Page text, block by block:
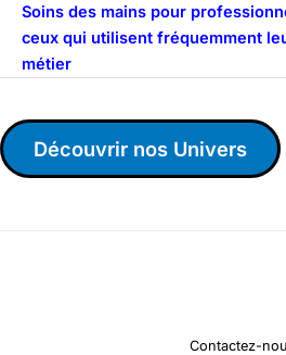
Soins des mains pour
ceux qui utilisent fréquemment
métier
Découvrir nos Univers
Contactez-